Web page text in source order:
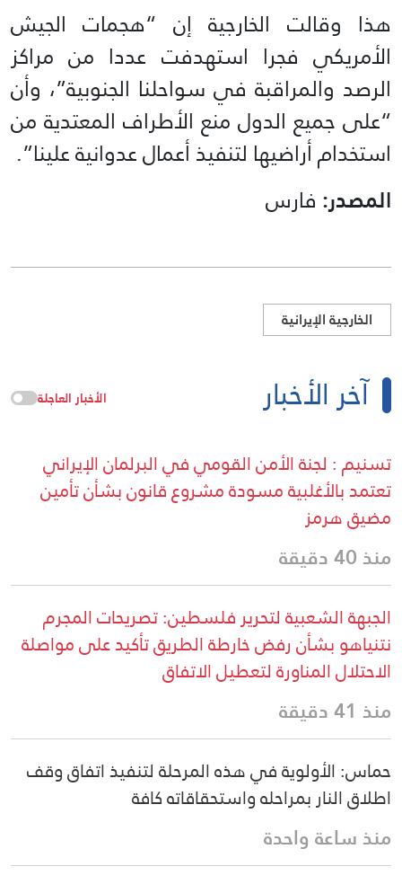
هذا وقالت الخارجية إن “هجمات الجيش
الأمريكي فجرا استهدفت عددا من مراكز
الرصد والمراقبة في سواحلنا الجنوبية”، وأن
“على جميع الدول منع الأطراف المعتدية من
استخدام أراضيها لتنفيذ أعمال عدوانية علينا”.
المصدر: فارس
الخارجية الإيرانية
آخر الأخبار الأخبار العاجلة
تسنيم : لجنة الأمن القومي في البرلمان الإيراني
تعتمد بالأغلبية مسودة مشروع قانون بشأن تأمين
مضيق هرمز
منذ 40 دقيقة
الجبهة الشعبية لتحرير فلسطين: تصريحات المجرم
نتنياهو بشأن رفض خارطة الطريق تأكيد على مواصلة
الاحتلال المناورة لتعطيل الاتفاق
منذ 41 دقيقة
حماس: الأولوية في هذه المرحلة لتنفيذ اتفاق وقف
اطلاق النار بمراحله واستحقاقاته كافة
منذ ساعة واحدة